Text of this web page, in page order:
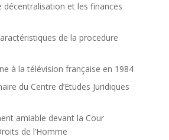
décentralisation et les finances
de la procedure
à la télévision française en 1984
du Centre d’Etudes Juridiques
amiable devant la Cour
de l’Homme